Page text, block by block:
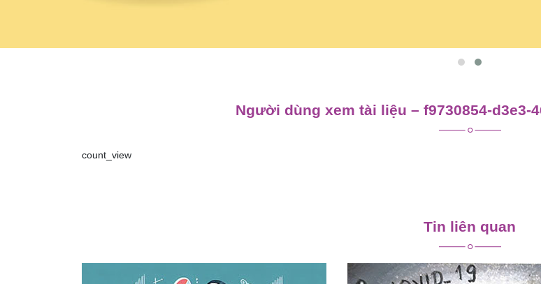
Người dùng xem tài liệu – f9730854-d3e3-
count_view
viết
Tin liên quan